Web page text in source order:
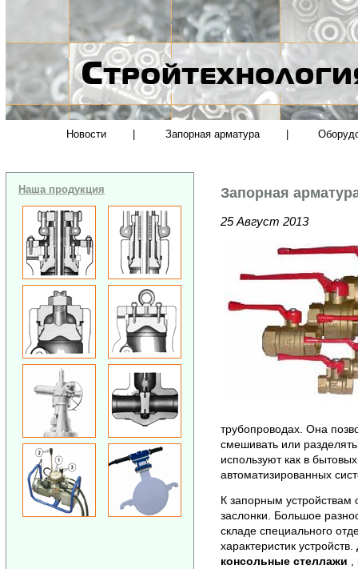
Новости Запорная арматура
Наша продукция Запорная
25 Август 2013
трубопроводах. Она
смешивать или
используют как в
автоматизированных
К запорным устройствам
заслонки. Большое
складе специального
характеристик
консольные стеллажи